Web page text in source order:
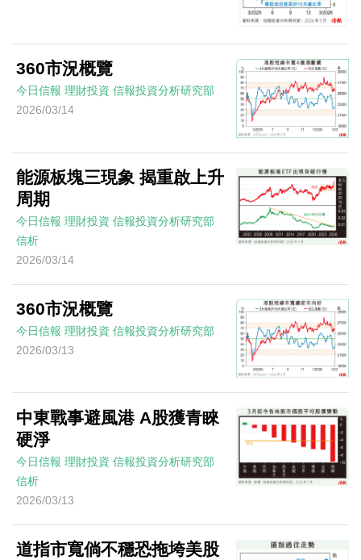
360市況概覽
今日信報 理財投資 信報投資分析研究部
2026/03/14
能源板塊三現象 揭重啟上升
周期
今日信報 理財投資 信報投資分析研究部
信析
2026/03/14
360市況概覽
今日信報 理財投資 信報投資分析研究部
2026/03/13
中東戰事避風港 A股獲青睞
硬淨
今日信報 理財投資 信報投資分析研究部
信析
2026/03/13
道指市寬倘不穩恐拖垮美股